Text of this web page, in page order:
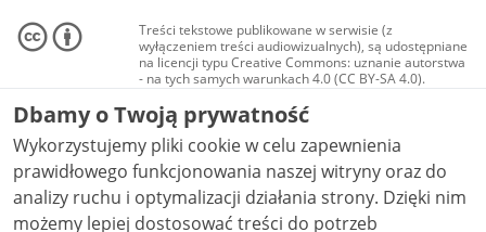
Treści tekstowe publikowane w serwisie (z
wyłączeniem treści audiowizualnych), są udostępniane
na licencji typu Creative Commons: uznanie autorstwa
- na tych samych warunkach 4.0 (CC BY-SA 4.0).
Materiały audiowizualne, w tym zdjęcia, materiały
audio i wideo, są udostępniane na licencji typu
Creative Commons: uznanie autorstwa użycie
niekomercyjne - bez utworów zależnych 4.0 (CC BY-
NC-ND 4.0), o ile nie jest to stwierdzone inaczej.
Dbamy o Twoją prywatność
Wykorzystujemy pliki cookie w celu zapewnienia
prawidłowego funkcjonowania naszej witryny oraz do
analizy ruchu i optymalizacji działania strony. Dzięki nim
możemy lepiej dostosować treści do potrzeb